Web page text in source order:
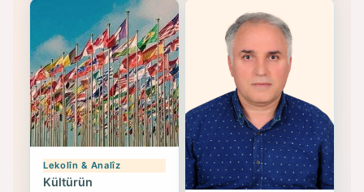
Lekolîn & Analîz
Kültürün